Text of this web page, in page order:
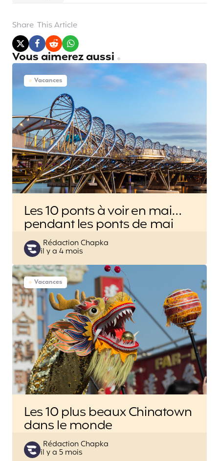
Share This Article
Vous aimerez aussi
Vacances
Les 10 ponts à voir en mai…
pendant les ponts de mai
Posted
by
Rédaction Chapka
il y a 4 mois
Vacances
Les 10 plus beaux Chinatown
dans le monde
Posted
by
Rédaction Chapka
il y a 5 mois